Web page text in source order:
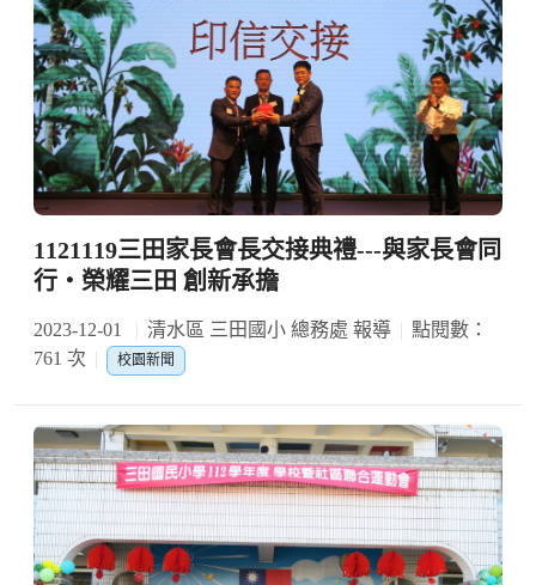
1121119三田家長會長交接典禮---與家長會同
行‧榮耀三田 創新承擔
2023-12-01 清水區 三田國小 總務處 報導
點閱數：
761 次
校園新聞